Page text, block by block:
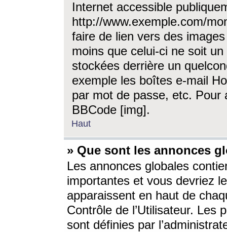
Internet accessible
http://www.exemple.com/
faire de lien vers des
moins que celui-ci ne soit
stockées derrière un
exemple les boîtes e-mail
par mot de passe, etc. Pour
BBCode [img].
Haut
» Que sont les annonces
Les annonces globales
importantes et vous devriez
apparaissent en haut de
Contrôle de l’Utilisateur. Les
sont définies par